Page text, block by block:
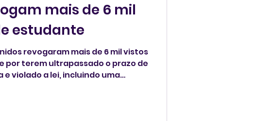
mais de 6 mil
estudante
revogaram mais de 6 mil vistos
por terem ultrapassado o prazo de
e violado a lei, incluindo uma